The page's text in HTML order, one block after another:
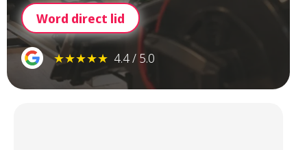
Word direct lid
★★★★★ 4.4 / 5.0